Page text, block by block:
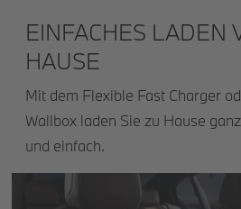
EINFACHES LADEN
HAUSE
Mit dem Flexible Fast Charger
Wallbox laden Sie zu Hause
und einfach.